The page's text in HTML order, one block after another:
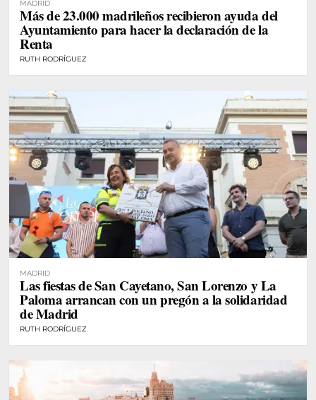
MADRID
Más de 23.000 madrileños recibieron ayuda del
Ayuntamiento para hacer la declaración de la
Renta
RUTH RODRÍGUEZ
MADRID
Las fiestas de San Cayetano, San Lorenzo y La
Paloma arrancan con un pregón a la solidaridad
de Madrid
RUTH RODRÍGUEZ